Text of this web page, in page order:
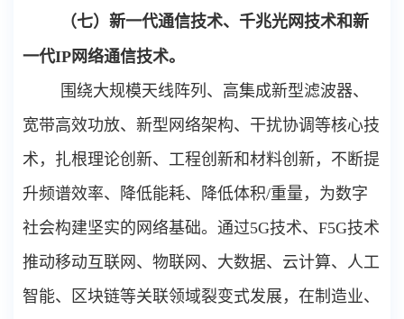
（七）新一代通信技术、千兆光网技术和新
一代IP网络通信技术。
围绕大规模天线阵列、高集成新型滤波器、
宽带高效功放、新型网络架构、干扰协调等核心技
术，扎根理论创新、工程创新和材料创新，不断提
升频谱效率、降低能耗、降低体积/重量，为数字
社会构建坚实的网络基础。通过5G技术、 F5G技术
推动移动互联网、物联网、大数据、云计算、人工
智能、区块链等关联领域裂变式发展，在制造业、